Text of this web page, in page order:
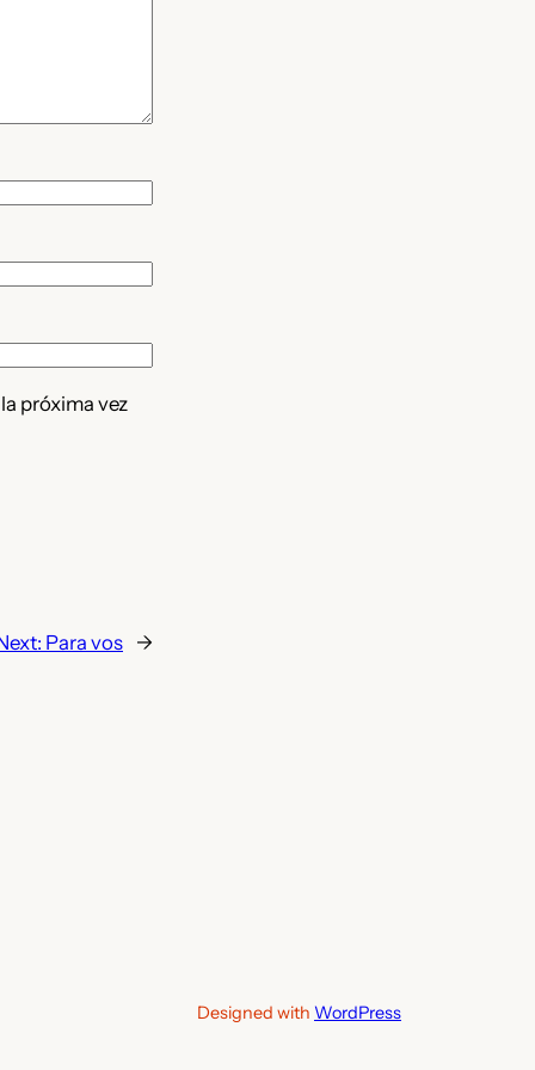
próxima vez
Para vos →
Designed with WordPress